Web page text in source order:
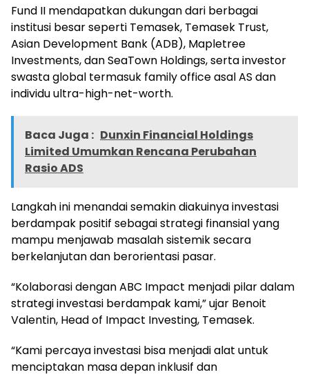
Fund II mendapatkan dukungan dari berbagai
institusi besar seperti Temasek, Temasek Trust,
Asian Development Bank (ADB), Mapletree
Investments, dan SeaTown Holdings, serta investor
swasta global termasuk family office asal AS dan
individu ultra-high-net-worth.
Baca Juga : Dunxin Financial Holdings
Limited Umumkan Rencana Perubahan
Rasio ADS
Langkah ini menandai semakin diakuinya investasi
berdampak positif sebagai strategi finansial yang
mampu menjawab masalah sistemik secara
berkelanjutan dan berorientasi pasar.
“Kolaborasi dengan ABC Impact menjadi pilar dalam
strategi investasi berdampak kami,” ujar Benoit
Valentin, Head of Impact Investing, Temasek.
“Kami percaya investasi bisa menjadi alat untuk
menciptakan masa depan inklusif dan